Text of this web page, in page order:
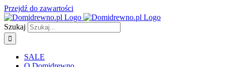
Przejdź do zawartości
Szukaj
SALE